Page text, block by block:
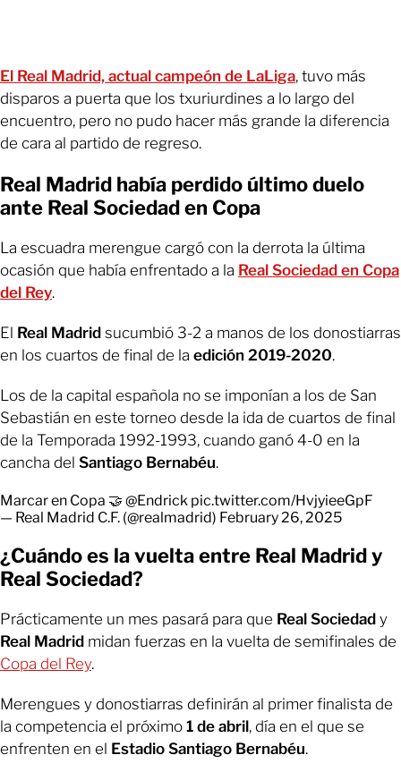
El Real Madrid, actual campeón de LaLiga, tuvo más
disparos a puerta que los txuriurdines a lo largo del
encuentro, pero no pudo hacer más grande la diferencia
de cara al partido de regreso.
Real Madrid había perdido último duelo
ante Real Sociedad en Copa
La escuadra merengue cargó con la derrota la última
ocasión que había enfrentado a la Real Sociedad en Copa
del Rey.
El Real Madrid sucumbió 3-2 a manos de los donostiarras
en los cuartos de final de la edición 2019-2020.
Los de la capital española no se imponían a los de San
Sebastián en este torneo desde la ida de cuartos de final
de la Temporada 1992-1993, cuando ganó 4-0 en la
cancha del Santiago Bernabéu.
Marcar en Copa 🤝 @Endrick pic.twitter.com/HvjyieeGpF
— Real Madrid C.F. (@realmadrid) February 26, 2025
¿Cuándo es la vuelta entre Real Madrid y
Real Sociedad?
Prácticamente un mes pasará para que Real Sociedad y
Real Madrid midan fuerzas en la vuelta de semifinales de
Copa del Rey.
Merengues y donostiarras definirán al primer finalista de
la competencia el próximo 1 de abril, día en el que se
enfrenten en el Estadio Santiago Bernabéu.